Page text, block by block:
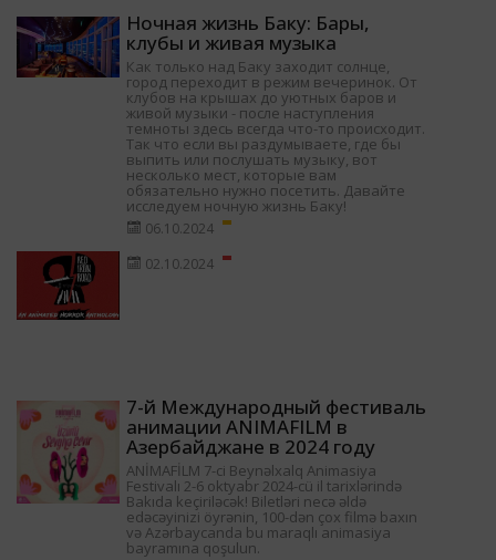
Ночная жизнь Баку: Бары,
клубы и живая музыка
Как только над Баку заходит солнце,
город переходит в режим вечеринок. От
клубов на крышах до уютных баров и
живой музыки - после наступления
темноты здесь всегда что-то происходит.
Так что если вы раздумываете, где бы
выпить или послушать музыку, вот
несколько мест, которые вам
обязательно нужно посетить. Давайте
исследуем ночную жизнь Баку!
06.10.2024
02.10.2024
7-й Международный фестиваль
анимации ANIMAFILM в
Азербайджане в 2024 году
ANİMAFİLM 7-ci Beynəlxalq Animasiya
Festivalı 2-6 oktyabr 2024-cü il tarixlərində
Bakıda keçiriləcək! Biletləri necə əldə
edəcəyinizi öyrənin, 100-dən çox filmə baxın
və Azərbaycanda bu maraqlı animasiya
bayramına qoşulun.